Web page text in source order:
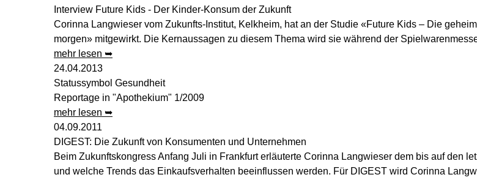
Interview Future Kids - Der Kinder-Konsum der Zukunft
Corinna Langwieser vom Zukunfts-Institut, Kelkheim, hat an der Studie «Future Kids – Die
morgen» mitgewirkt. Die Kernaussagen zu diesem Thema wird sie während der
mehr lesen ➥
24.04.2013
Statussymbol Gesundheit
Reportage in "Apothekium" 1/2009
mehr lesen ➥
04.09.2011
DIGEST: Die Zukunft von Konsumenten und Unternehmen
Beim Zukunftskongress Anfang Juli in Frankfurt erläuterte Corinna Langwieser dem bis auf den
und welche Trends das Einkaufsverhalten beeinflussen werden. Für DIGEST wird Corinna